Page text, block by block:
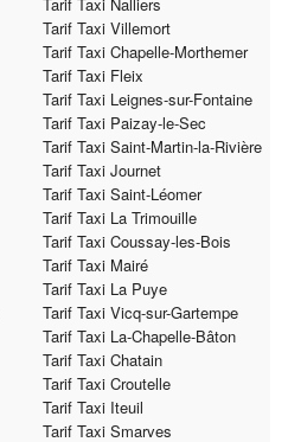
Tarif Taxi Villemort
Tarif Taxi Chapelle-Morthemer
Tarif Taxi Fleix
Tarif Taxi Leignes-sur-Fontaine
Tarif Taxi Paizay-le-Sec
Tarif Taxi Saint-Martin-la-Rivière
Tarif Taxi Journet
Tarif Taxi Saint-Léomer
Tarif Taxi La Trimouille
Tarif Taxi Coussay-les-Bois
Tarif Taxi Mairé
Tarif Taxi La Puye
Tarif Taxi Vicq-sur-Gartempe
Tarif Taxi La-Chapelle-Bâton
Tarif Taxi Chatain
Tarif Taxi Croutelle
Tarif Taxi Iteuil
Tarif Taxi Smarves